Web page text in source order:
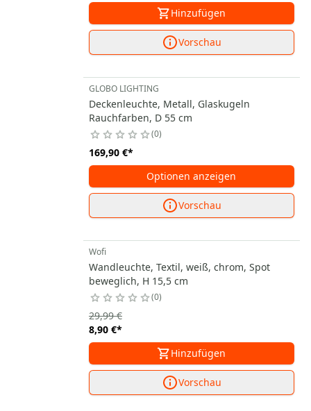
Hinzufügen
Vorschau
GLOBO LIGHTING
Deckenleuchte, Metall, Glaskugeln
Rauchfarben, D 55 cm
0
169,90 €*
Optionen anzeigen
Vorschau
Wofi
Wandleuchte, Textil, weiß, chrom, Spot
beweglich, H 15,5 cm
0
8,90 €*
29,99 €
Hinzufügen
Vorschau